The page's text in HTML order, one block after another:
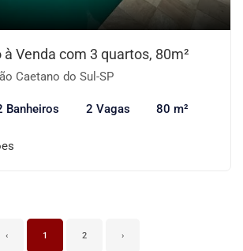
Venda com 3 quartos, 80m²
Caetano do Sul-SP
Banheiros 2 Vagas 80 m²
‹ 1 2 ›